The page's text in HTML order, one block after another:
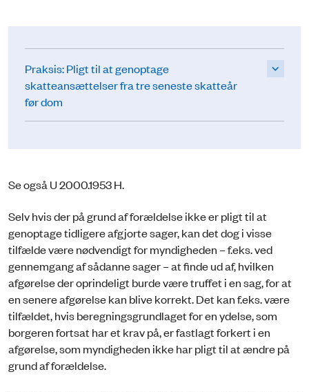
Praksis: Pligt til at genoptage
skatteansættelser fra tre seneste skatteår
før dom
Se også U 2000.1953 H.
Selv hvis der på grund af forældelse ikke er pligt til at
genoptage tidligere afgjorte sager, kan det dog i visse
tilfælde være nødvendigt for myndigheden – f.eks. ved
gennemgang af sådanne sager – at finde ud af, hvilken
afgørelse der oprindeligt burde være truffet i en sag, for at
en senere afgørelse kan blive korrekt. Det kan f.eks. være
tilfældet, hvis beregningsgrundlaget for en ydelse, som
borgeren fortsat har et krav på, er fastlagt forkert i en
afgørelse, som myndigheden ikke har pligt til at ændre på
grund af forældelse.